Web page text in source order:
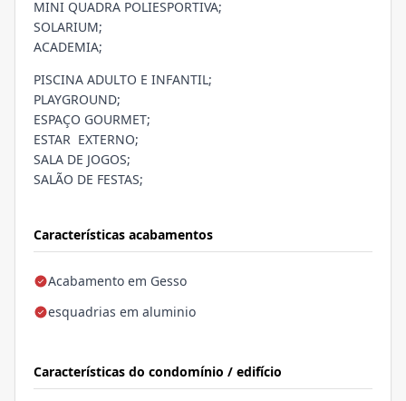
Características acabamentos
Acabamento em Gesso
esquadrias em aluminio
Características do condomínio / edifício
MINI QUADRA POLIESPORTIVA;
SOLARIUM;
ACADEMIA;
PISCINA ADULTO E INFANTIL;
PLAYGROUND;
ESPAÇO GOURMET;
ESTAR EXTERNO;
SALA DE JOGOS;
SALÃO DE FESTAS;